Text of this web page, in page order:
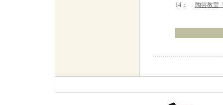
14：
陶芸教室